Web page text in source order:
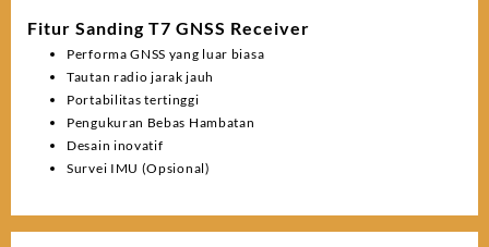
Fitur Sanding T7 GNSS Receiver
Performa GNSS yang luar biasa
Tautan radio jarak jauh
Portabilitas tertinggi
Pengukuran Bebas Hambatan
Desain inovatif
Survei IMU (Opsional)